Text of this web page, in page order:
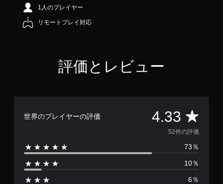
で
す
1人のプレイヤー
リモートプレイ対応
評価とレビュー
世界のプレイヤーの評価 4.33 評
価
数
は
52件の評価
73％
10％
6％